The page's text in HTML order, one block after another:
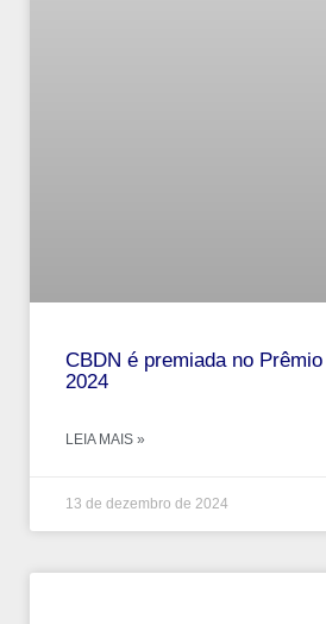
CBDN é premiada no
2024
LEIA MAIS »
13 de dezembro de 2024